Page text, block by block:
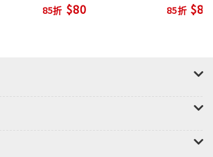
85折 $80 85折 $80